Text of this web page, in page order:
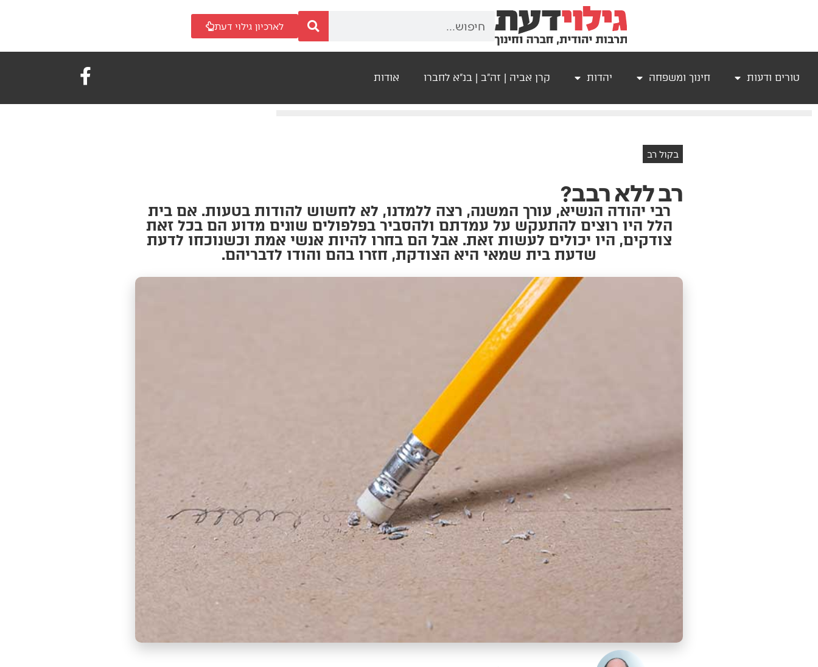
לארכיון גילוי דעת
טורים ודעות חינוך ומשפחה יהדות קרן אביה | זה"ב | בנ"א לחברו אודות
בקול רב
רב ללא רבב?
רבי יהודה הנשיא, עורך המשנה, רצה ללמדנו, לא לחשוש להודות בטעות. אם בית
הלל היו רוצים להתעקש על עמדתם ולהסביר בפלפולים שונים מדוע הם בכל זאת
צודקים, היו יכולים לעשות זאת. אבל הם בחרו להיות אנשי אמת וכשנוכחו לדעת
שדעת בית שמאי היא הצודקת, חזרו בהם והודו לדבריהם.